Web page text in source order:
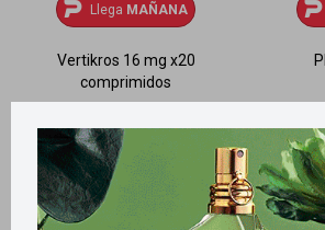
Llega MAÑANA
Vertikros 16 mg x20
comprimidos